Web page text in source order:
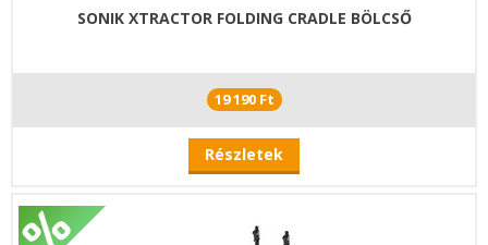
SONIK XTRACTOR FOLDING CRADLE BÖLCSŐ
19 190 Ft
Részletek